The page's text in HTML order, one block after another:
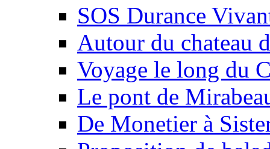
SOS Durance
Autour du chateau
Voyage le long du
Le pont de
De Monetier à